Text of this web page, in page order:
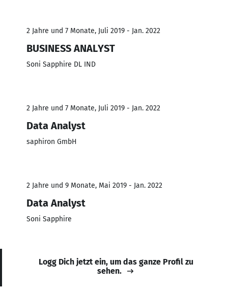
2 Jahre und 7 Monate, Juli 2019 - Jan. 2022
BUSINESS ANALYST
Soni Sapphire DL IND
2 Jahre und 7 Monate, Juli 2019 - Jan. 2022
Data Analyst
saphiron GmbH
2 Jahre und 9 Monate, Mai 2019 - Jan. 2022
Data Analyst
Soni Sapphire
Logg Dich jetzt ein, um das ganze Profil zu
sehen.